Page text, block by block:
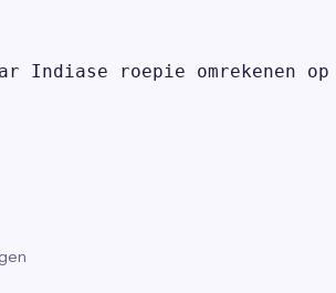
roepie omrekenen op